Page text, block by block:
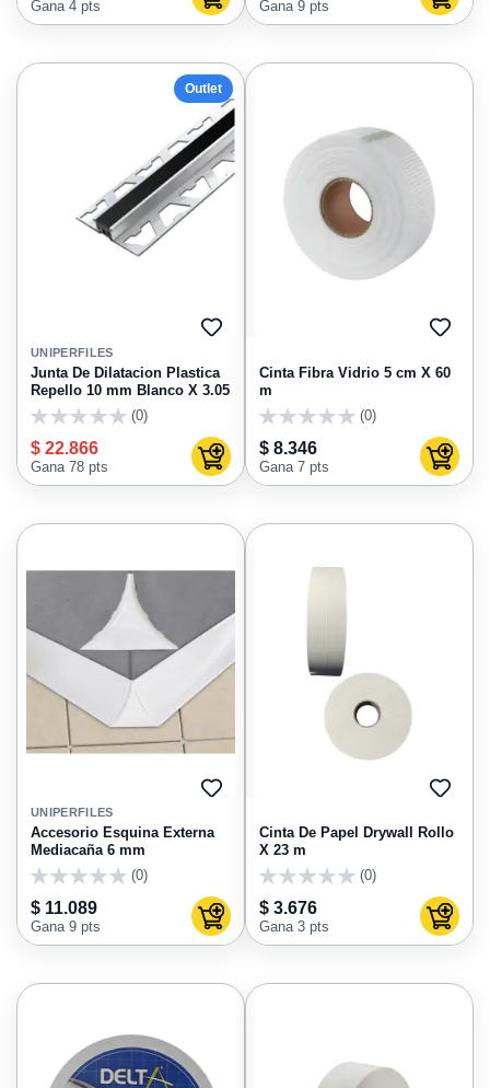
Gana 4 pts Gana 9 pts
Outlet
AGREGAR
FAVORITOS
UNIPERFILES
Junta De Dilatacion Plastica
Repello 10 mm Blanco X 3.05
(0)
$ 22.866
Gana 78 pts Agregar al carrito
Cinta Fibra Vidrio 5 cm X 60
m
(0)
$ 8.346
Gana 7 pts
AGREGAR
FAVORITOS
UNIPERFILES
Accesorio Esquina Externa
Mediacaña 6 mm
(0)
$ 11.089
Gana 9 pts Agregar al carrito
Cinta De Papel Drywall Rollo
X 23 m
(0)
$ 3.676
Gana 3 pts